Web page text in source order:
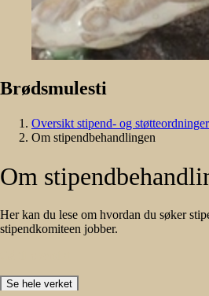
Brødsmulesti
Oversikt stipend- og støtteordninger
Om stipendbehandlingen
Om
Her kan du lese om hvordan du søker
stipendkomiteen jobber.
Se hele verket